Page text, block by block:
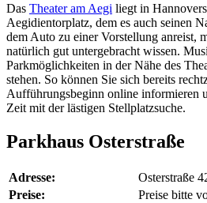
Das Theater am Aegi liegt in
Aegidientorplatz, dem es auch seinen
dem Auto zu einer Vorstellung anreist,
natürlich gut untergebracht wissen.
Parkmöglichkeiten in der Nähe des
stehen. So können Sie sich bereits
Aufführungsbeginn online informieren
Zeit mit der lästigen Stellplatzsuche.
Parkhaus Osterstraße
Adresse:
Osterstraße
Preise:
Preise bitte